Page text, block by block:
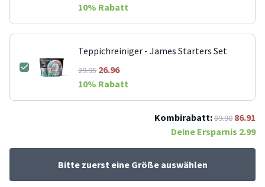
10% Rabatt
Teppichreiniger - James Starters Set
29.9526.96
10% Rabatt
Kombirabatt:89.90 86.91
Deine Ersparnis 2.99
Bitte zuerst eine Größe auswählen